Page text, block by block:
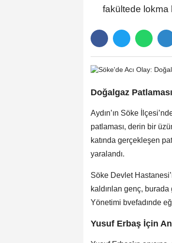
fakültede lokma
Doğalgaz
Aydın’ın Söke
patlaması, derin bir
katında gerçekleşen
yaralandı.
Söke Devlet
kaldırılan genç,
Yönetimi bvefadınde
Yusuf Erbaş İçin